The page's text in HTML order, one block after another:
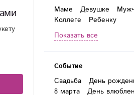
Маме Девушке
Коллеге
Ребенку
Руководителю
Любимой
Директору
Дочери
Показать все
Событие
Свадьба
День
8 марта
День